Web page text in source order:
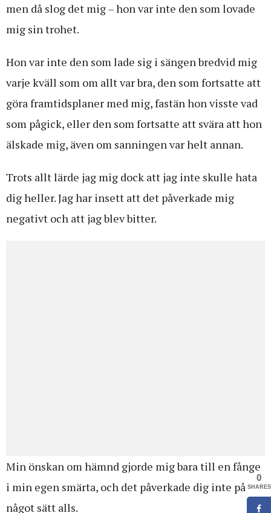
men då slog det mig – hon var inte den som lovade
mig sin trohet.
Hon var inte den som lade sig i sängen bredvid mig
varje kväll som om allt var bra, den som fortsatte att
göra framtidsplaner med mig, fastän hon visste vad
som pågick, eller den som fortsatte att svära att hon
älskade mig, även om sanningen var helt annan.
Trots allt lärde jag mig dock att jag inte skulle hata
dig heller. Jag har insett att det påverkade mig
negativt och att jag blev bitter.
Min önskan om hämnd gjorde mig bara till en fånge
i min egen smärta, och det påverkade dig inte på
något sätt alls.
0
SHARES